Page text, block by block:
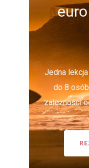
euro
Jedna
do 8
zależności